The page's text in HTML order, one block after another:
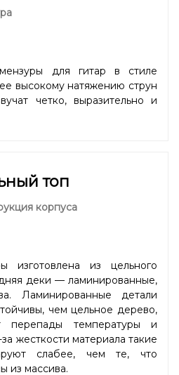
для гитар в стиле
высокому натяжению струн
четко, выразительно и
топ
корпуса
изготовлена из цельного
деки — ламинированные,
Ламинированные детали
чем цельное дерево,
перепады температуры и
жесткости материала такие
слабее, чем те, что
из массива.